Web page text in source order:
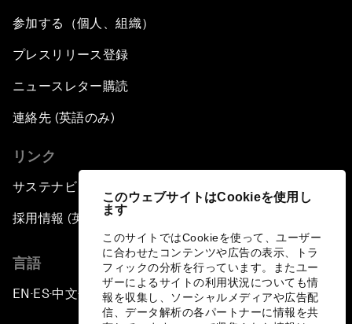
このウェブサイトはCookieを使用し
ます
このサイトではCookieを使って、ユーザー
に合わせたコンテンツや広告の表示、トラ
フィックの分析を行っています。またユー
ザーによるサイトの利用状況についても情
報を収集し、ソーシャルメディアや広告配
信、データ解析の各パートナーに情報を共
参加する（個人、組織）
プレスリリース登録
ニュースレター購読
連絡先 (英語のみ)
リンク
サステナビリティへの取り組み
採用情報 (英語のみ)
言語
EN ▪ES▪中文▪ 日本語